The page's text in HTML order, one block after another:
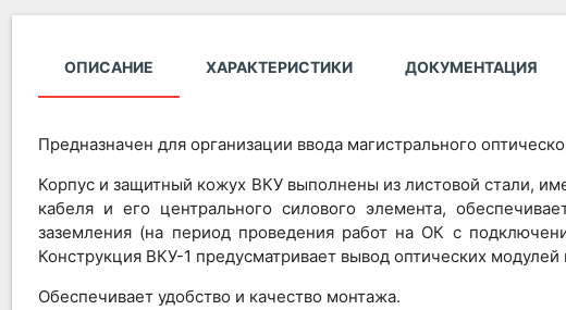
ОПИСАНИЕ ХАРАКТЕРИСТИКИ ДОКУМЕНТАЦИЯ
Предназначен для организации ввода магистрального
Корпус и защитный кожух ВКУ выполнены из листовой стали,
кабеля и его центрального силового элемента,
заземления (на период проведения работ на ОК с
Конструкция ВКУ-1 предусматривает вывод оптических
Обеспечивает удобство и качество монтажа.